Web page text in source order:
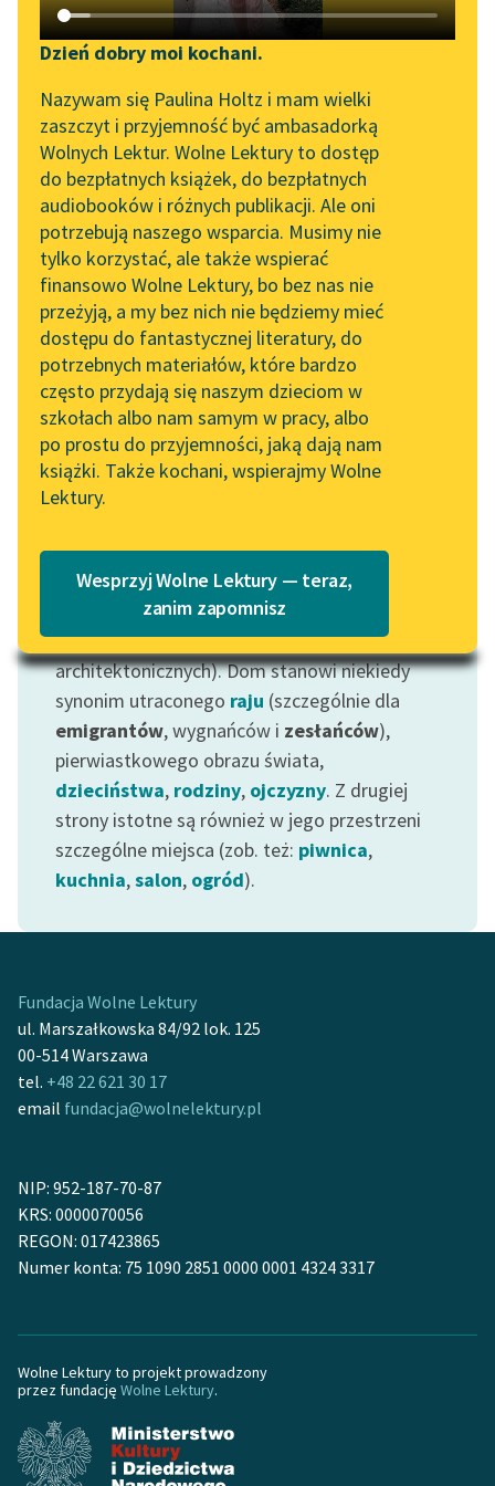
Katalog DAISY
Podkasty o książkach
Zgłoś brak utworu
Aktualności
„Prokurator Alicja Horn”
do słuchania
Byliśmy częścią AI Impact
Lab
Zapraszamy na spotkanie
online z tłumaczkami
literatury skandynawskiej
Spotkanie z Katarzyną
Tunkiel w Oslo
102. lata temu zmarł
Joseph Conrad
Lektury szkolne i klasyka
literatury do słuchania dla
uczennic i uczniów z
niepełnosprawnościami
E-kolekcja lektur
szkolnych i literatury do
słuchania dla uczennic i
uczniów z
niepełnosprawnościami
Feministyczne inspiracje.
skandynawskiej literatury
Ręce pełne poezji
Kolekcje edukacyjne
twórców przechodzących
do domeny publicznej,
Odkurzamy bohaterów
Szkoła Poezji Wolnych
Lektur
Narzędzia
Mapa Wolnych Lektur
Leśmianator
Przewodnik dla piszących i
czytających
API
OAI-PMH
Widget Wolnych Lektur
Przypisy
Katalog w formacie PDF
Kontakt
Zespół
Dzień dobry moi kochani.
Nazywam się Paulina Holtz i mam wielki
zaszczyt i przyjemność być ambasadorką
Wolnych Lektur. Wolne Lektury to dostęp
do bezpłatnych książek, do bezpłatnych
audiobooków i różnych publikacji. Ale oni
potrzebują naszego wsparcia. Musimy nie
tylko korzystać, ale także wspierać
finansowo Wolne Lektury, bo bez nas nie
przeżyją, a my bez nich nie będziemy mieć
dostępu do fantastycznej literatury, do
potrzebnych materiałów, które bardzo
często przydają się naszym dzieciom w
szkołach albo nam samym w pracy, albo
po prostu do przyjemności, jaką dają nam
książki. Także kochani, wspierajmy Wolne
Lektury.
Wesprzyj Wolne Lektury — teraz,
zanim zapomnisz
Edgar Allan Poe
Nie ma w kraju pałacu
bardziej obarczonego
sławą i wiekiem niż
moje melancholijne i
stare...
Czytaj więcej
Motyw: Dom
raczej o pewnym miejscu wyobraźniowym, niż
o opisach konkretnych budynków (choć i takie,
być może, warte będą zaznaczenia, jeśli niosą
ze sobą coś więcej niż np. opis szczegółów
architektonicznych). Dom stanowi niekiedy
synonim utraconego raju (szczególnie dla
emigrantów, wygnańców i zesłańców),
pierwiastkowego obrazu świata,
dzieciństwa, rodziny, ojczyzny. Z drugiej
strony istotne są również w jego przestrzeni
szczególne miejsca (zob. też: piwnica,
kuchnia,salon, ogród).
Fundacja Wolne Lektury
ul. Marszałkowska 84/92 lok. 125
00-514 Warszawa
tel. +48 22 621 30 17
email fundacja@wolnelektury.pl
NIP: 952-187-70-87
KRS: 0000070056
REGON: 017423865
Numer konta: 75 1090 2851 0000 0001 4324 3317
Wolne Lektury to projekt prowadzony
przez fundację Wolne Lektury.